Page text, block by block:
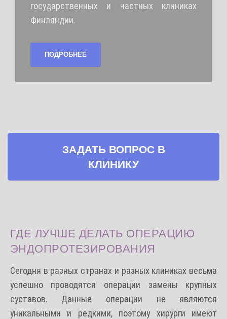
государственных и частных клиниках
Финляндии.
ПОДРОБНЕЕ
ЗАДАТЬ ВОПРОС В
КЛИНИКУ
ГДЕ ЛУЧШЕ ДЕЛАТЬ ОПЕРАЦИЮ
ЭНДОПРОТЕЗИРОВАНИЯ
Сегодня в разных странах и разных клиниках весьма
успешно проводятся операции замены крупных
суставов. Данные операции не являются
уникальными и редкими, поэтому хирурги имеют